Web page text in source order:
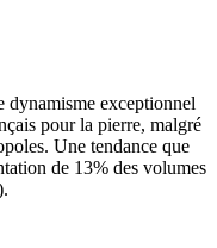
dynamisme exceptionnel
pour la pierre, malgré
Une tendance que
de 13% des volumes